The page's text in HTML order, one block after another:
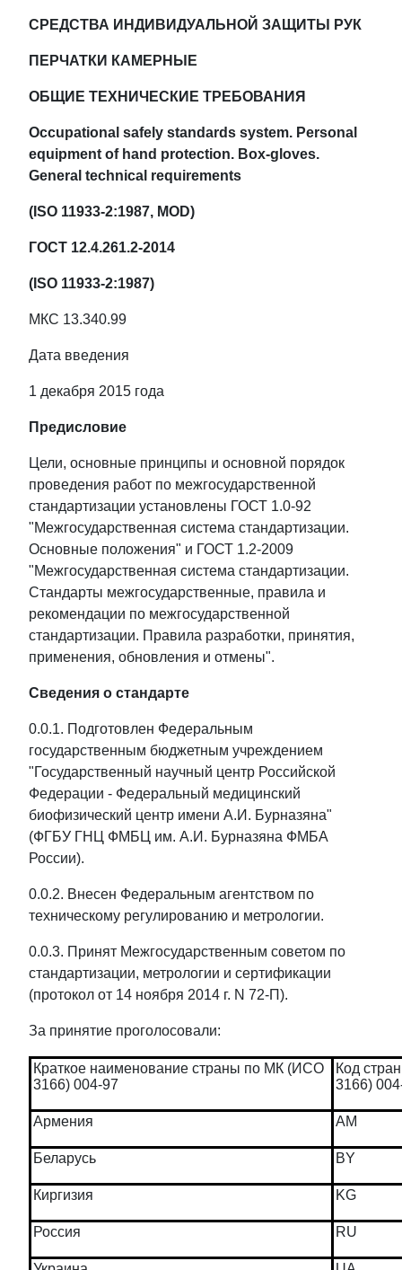
СРЕДСТВА ИНДИВИДУАЛЬНОЙ ЗАЩИТЫ РУК
ПЕРЧАТКИ КАМЕРНЫЕ
ОБЩИЕ ТЕХНИЧЕСКИЕ ТРЕБОВАНИЯ
Occupational safely standards system. Personal
equipment of hand protection. Box-gloves.
General technical requirements
(ISO 11933-2:1987, MOD)
ГОСТ 12.4.261.2-2014
(ISO 11933-2:1987)
МКС 13.340.99
Дата введения
1 декабря 2015 года
Предисловие
Цели, основные принципы и основной порядок
проведения работ по межгосударственной
стандартизации установлены ГОСТ 1.0-92
"Межгосударственная система стандартизации.
Основные положения" и ГОСТ 1.2-2009
"Межгосударственная система стандартизации.
Стандарты межгосударственные, правила и
рекомендации по межгосударственной
стандартизации. Правила разработки, принятия,
применения, обновления и отмены".
Сведения о стандарте
0.0.1. Подготовлен Федеральным
государственным бюджетным учреждением
"Государственный научный центр Российской
Федерации - Федеральный медицинский
биофизический центр имени А.И. Бурназяна"
(ФГБУ ГНЦ ФМБЦ им. А.И. Бурназяна ФМБА
России).
0.0.2. Внесен Федеральным агентством по
техническому регулированию и метрологии.
0.0.3. Принят Межгосударственным советом по
стандартизации, метрологии и сертификации
(протокол от 14 ноября 2014 г. N 72-П).
За принятие проголосовали:
Краткое наименование страны по МК (ИСО
3166) 004-97
Код
3166)
Армения AM
Беларусь BY
Киргизия KG
Россия RU